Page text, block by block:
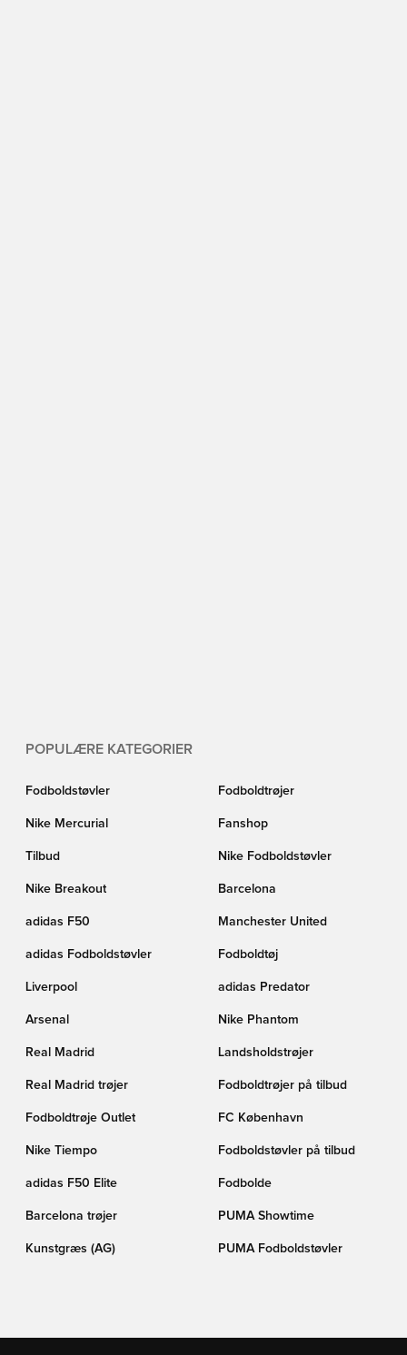
POPULÆRE KATEGORIER
Fodboldstøvler Fodboldtrøjer
Nike Mercurial Fanshop
Tilbud Nike Fodboldstøvler
Nike Breakout Barcelona
adidas F50 Manchester United
adidas Fodboldstøvler Fodboldtøj
Liverpool adidas Predator
Arsenal Nike Phantom
Real Madrid Landsholdstrøjer
Real Madrid trøjer Fodboldtrøjer på tilbud
Fodboldtrøje Outlet FC København
Nike Tiempo Fodboldstøvler på tilbud
adidas F50 Elite Fodbolde
Barcelona trøjer PUMA Showtime
Kunstgræs (AG) PUMA Fodboldstøvler